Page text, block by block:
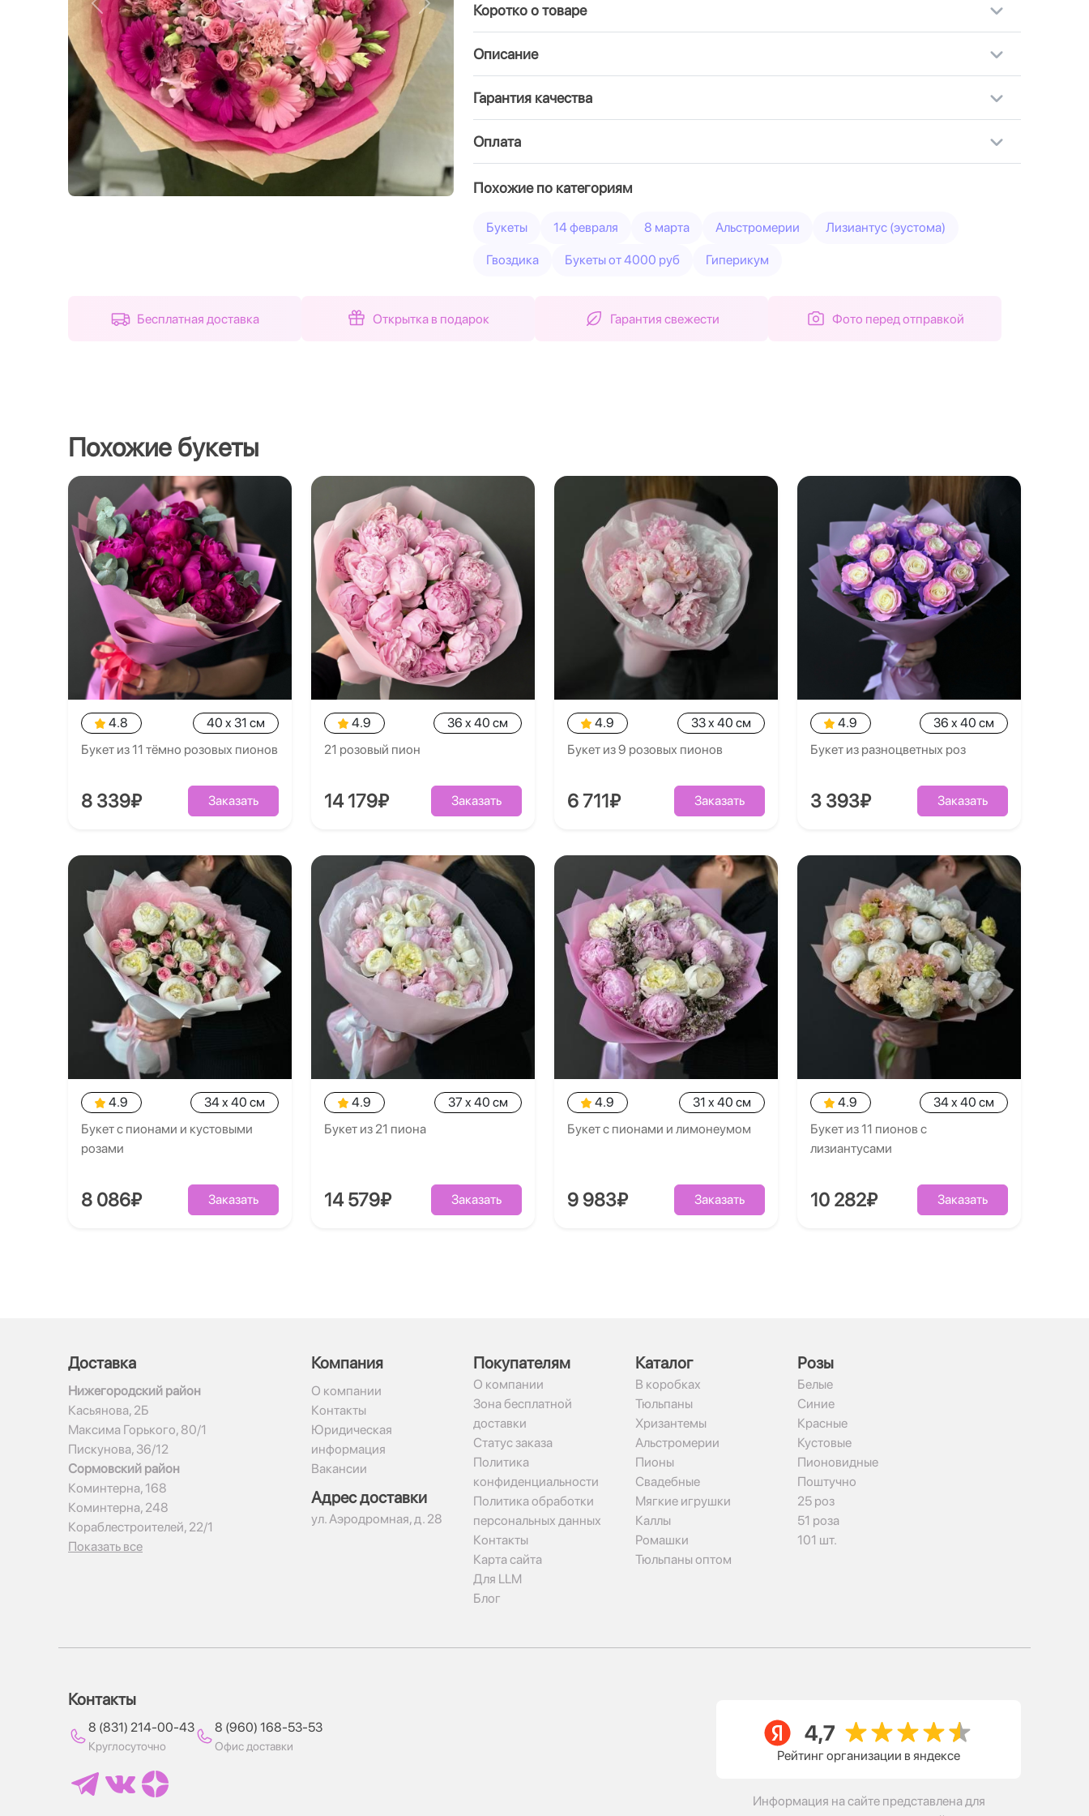
Назад Вперед Коротко о товаре
Описание
Гарантия качества
Оплата
Похожие по категориям
Букеты 14 февраля 8 марта Альстромерии Лизиантус (эустома)
Гвоздика Букеты от 4000 руб Гиперикум
Бесплатная доставка Открытка в подарок Гарантия свежести Фото перед отправкой
Похожие букеты
4.8
40 x 31 см
Букет из 11 тёмно розовых пионов
8 339₽ Заказать
4.9
36 x 40 см
21 розовый пион
14 179₽ Заказать
4.9
33 x 40 см
Букет из 9 розовых пионов
6 711₽ Заказать
4.9
36 x 40 см
Букет из разноцветных роз
3 393₽ Заказать
4.9
34 x 40 см
Букет с пионами и кустовыми
розами
8 086₽ Заказать
4.9
37 x 40 см
Букет из 21 пиона
14 579₽ Заказать
4.9
31 x 40 см
Букет с пионами и лимонеумом
9 983₽ Заказать
4.9
34 x 40 см
Букет из 11 пионов с
лизиантусами
10 282₽ Заказать
Доставка
Нижегородский район
Касьянова, 2Б
Максима Горького, 80/1
Пискунова, 36/12
Сормовский район
Коминтерна, 168
Коминтерна, 248
Кораблестроителей, 22/1
Показать все
Компания
О компании
Контакты
Юридическая
информация
Вакансии
Адрес доставки
ул. Аэродромная, д. 28
Покупателям
О компании
Зона бесплатной
доставки
Статус заказа
Политика
конфиденциальности
Политика обработки
персональных данных
Контакты
Карта сайта
Для LLM
Блог
Каталог
В коробках
Тюльпаны
Хризантемы
Альстромерии
Пионы
Свадебные
Мягкие игрушки
Каллы
Ромашки
Тюльпаны оптом
Рoзы
Белые
Синие
Красные
Кустовые
Пионовидные
Поштучно
25 роз
51 роза
101 шт.
Контакты
8 (831) 214-00-43
Круглосуточно
8 (960) 168-53-53
Офис доставки
Рейтинг организации в яндексе
Информация на сайте представлена для